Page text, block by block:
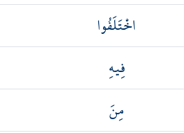
اخْتَلَفُوا
فِيهِ
مِنَ